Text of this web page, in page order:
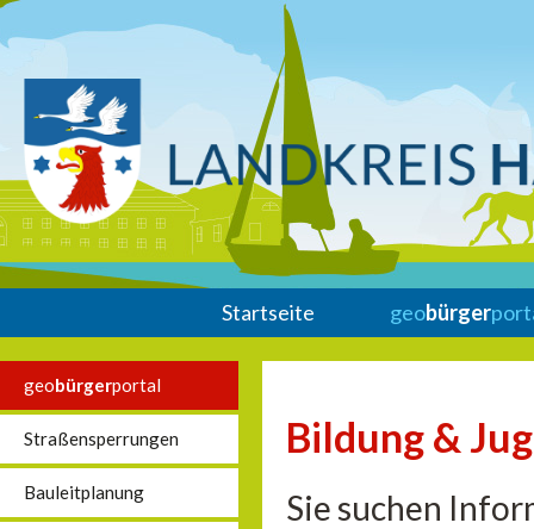
Startseite geobürger
geobürgerportal
Straßensperrungen
Bauleitplanung
Bildung &
Sie suchen